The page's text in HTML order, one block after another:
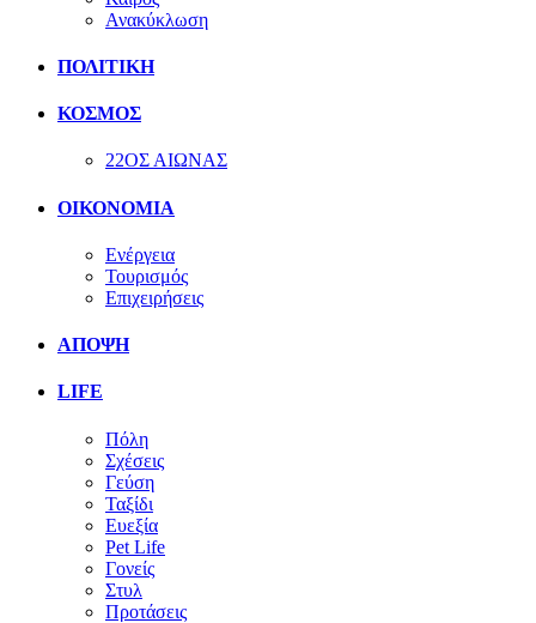
Ανακύκλωση
ΠΟΛΙΤΙΚΗ
ΚΟΣΜΟΣ
22ΟΣ ΑΙΩΝΑΣ
ΟΙΚΟΝΟΜΙΑ
Ενέργεια
Τουρισμός
Επιχειρήσεις
ΑΠΟΨΗ
LIFE
Πόλη
Σχέσεις
Γεύση
Ταξίδι
Ευεξία
Pet Life
Γονείς
Στυλ
Προτάσεις